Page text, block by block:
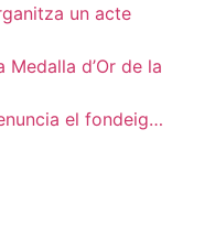
un acte
Medalla d’Or de la
el fondeig…